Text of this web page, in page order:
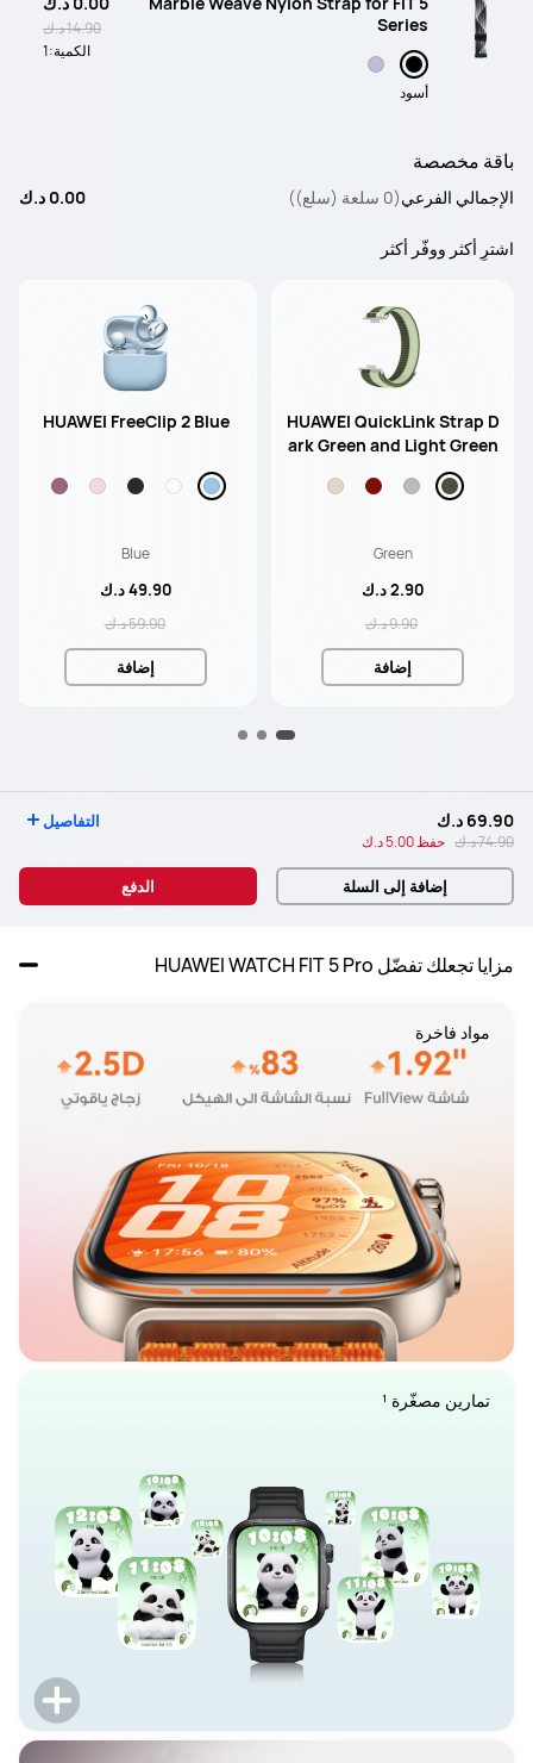
Series
أسود
14.90 د.ك
الكمية:1
باقة مخصصة
الإجمالي الفرعي(0 سلعة (سلع)) 0.00 د.ك
اشترِ أكثر ووفّر أكثر
HUAWEI QuickLink Strap D
ark Green and Light Green
Nylon Strap
Green
2.90 د.ك
9.90 د.ك
إضافة
HUAWEI FreeClip 2 Blue
Blue
49.90 د.ك
59.90 د.ك
إضافة
69.90 د.ك التفاصيل
74.90 د.ك حفظ5.00 د.ك
إضافة إلى السلة الدفع
مزايا تجعلك تفضّل HUAWEI WATCH FIT 5 Pro
مواد فاخرة
تمارين مصغّرة ¹